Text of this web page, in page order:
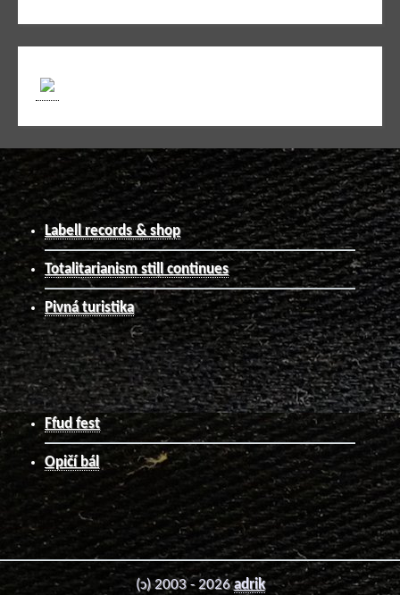
Labell records & shop
Totalitarianism still continues
Pivná turistika
Ffud fest
Opičí bál
(ɔ) 2003 - 2026adrik